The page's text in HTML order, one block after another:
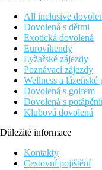
All inclusive
Dovolená s dětmi
Exotická dovolená
Eurovíkendy
Lyžařské zájezdy
Poznávací zájezdy
Wellness a lázeňské
Dovolená s golfem
Dovolená s
Klubová dovolená
Důležité informace
Kontakty
Cestovní pojištění